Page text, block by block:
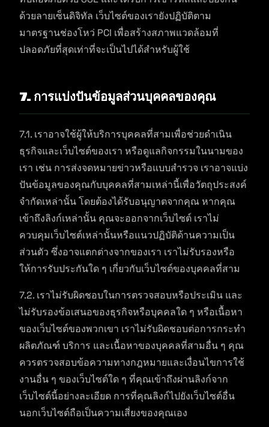
ด้วยลายเซ็นดิจิทัล เว็บไซต์ของเรายังปฏิบัติตาม
มาตรฐานช่องโหว่ PCI เพื่อสร้างสภาพแวดล้อมที่
ปลอดภัยที่สุดเท่าที่จะเป็นไปได้สำหรับผู้ใช้
7. การแบ่งปันข้อมูลส่วนบุคคลของคุณ
7.1. เราอาจใช้ผู้ให้บริการบุคคลที่สามเพื่อช่วยดำเนิน
ธุรกิจและเว็บไซต์ของเรา หรือดูแลกิจกรรมในนามของ
เรา เช่น การส่งจดหมายข่าวหรือแบบสำรวจ เราอาจแบ่ง
ปันข้อมูลของคุณกับบุคคลที่สามเหล่านี้เพื่อวัตถุประสงค์
จำกัดเหล่านั้น โดยต้องได้รับอนุญาตจากคุณ หากคุณ
เข้าถึงลิงก์เหล่านั้น คุณจะออกจากเว็บไซต์ เราไม่
ควบคุมเว็บไซต์เหล่านั้นหรือแนวปฏิบัติด้านความเป็น
ส่วนตัว ซึ่งอาจแตกต่างจากของเรา เราไม่รับรองหรือ
ให้การรับประกันใด ๆ เกี่ยวกับเว็บไซต์ของบุคคลที่สาม
7.2. เราไม่รับผิดชอบในการตรวจสอบหรือประเมิน และ
ไม่รับรองข้อเสนอของธุรกิจหรือบุคคลใด ๆ หรือเนื้อหา
ของเว็บไซต์ของพวกเขา เราไม่รับผิดชอบต่อการกระทำ
ผลิตภัณฑ์ บริการ และเนื้อหาของบุคคลที่สามอื่น ๆ คุณ
ควรตรวจสอบข้อความทางกฎหมายและเงื่อนไขการใช้
งานอื่น ๆ ของเว็บไซต์ใด ๆ ที่คุณเข้าถึงผ่านลิงก์จาก
เว็บไซต์นี้อย่างละเอียด การที่คุณลิงก์ไปยังเว็บไซต์อื่น
นอกเว็บไซต์ถือเป็นความเสี่ยงของคุณเอง